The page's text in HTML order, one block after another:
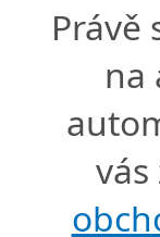
Právě
na
vás